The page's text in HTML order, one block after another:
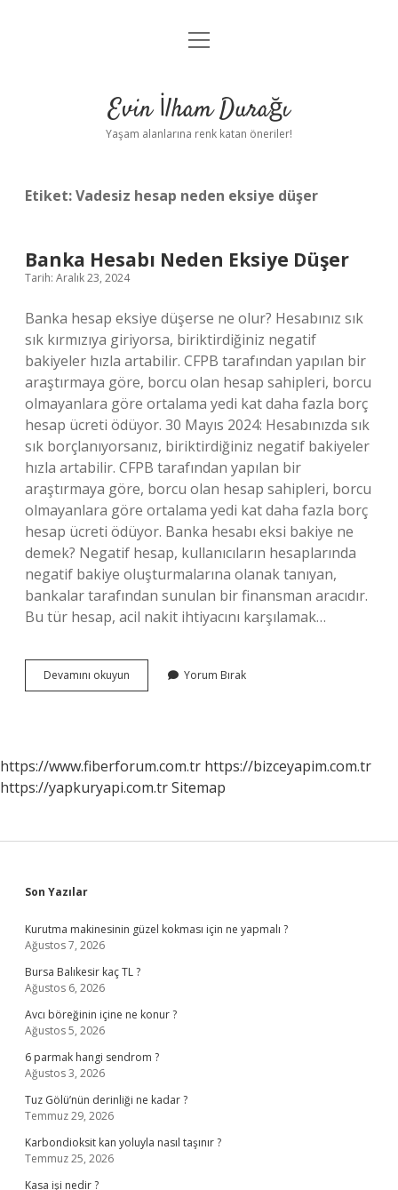
Anasayfa
Yasal Uyarı
menüyü
Evin İlham Durağı
Yaşam alanlarına renk katan öneriler!
Etiket:Vadesiz hesap neden eksiye düşer
Banka Hesabı Neden Eksiye Düşer
Tarih: Aralık 23, 2024
Banka hesap eksiye düşerse ne olur? Hesabınız sık
sık kırmızıya giriyorsa, biriktirdiğiniz negatif
bakiyeler hızla artabilir. CFPB tarafından yapılan bir
araştırmaya göre, borcu olan hesap sahipleri, borcu
olmayanlara göre ortalama yedi kat daha fazla borç
hesap ücreti ödüyor. 30 Mayıs 2024: Hesabınızda sık
sık borçlanıyorsanız, biriktirdiğiniz negatif bakiyeler
hızla artabilir. CFPB tarafından yapılan bir
araştırmaya göre, borcu olan hesap sahipleri, borcu
olmayanlara göre ortalama yedi kat daha fazla borç
hesap ücreti ödüyor. Banka hesabı eksi bakiye ne
demek? Negatif hesap, kullanıcıların hesaplarında
negatif bakiye oluşturmalarına olanak tanıyan,
bankalar tarafından sunulan bir finansman aracıdır.
Bu tür hesap, acil nakit ihtiyacını karşılamak…
Devamını okuyun
Hesabı
Yorum Bırak
https://www.fiberforum.com.tr https://bizceyapim.com.tr
https://yapkuryapi.com.trSitemap
Sidebar
Son Yazılar
Kurutma makinesinin güzel kokması için ne yapmalı ?
Ağustos 7, 2026
Bursa Balıkesir kaç TL ?
Ağustos 6, 2026
Avcı böreğinin içine ne konur ?
Ağustos 5, 2026
6 parmak hangi sendrom ?
Ağustos 3, 2026
Tuz Gölü’nün derinliği ne kadar ?
Temmuz 29, 2026
Karbondioksit kan yoluyla nasıl taşınır ?
Temmuz 25, 2026
Kasa işi nedir ?